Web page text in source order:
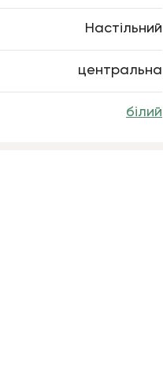
Настільний
центральна
білий